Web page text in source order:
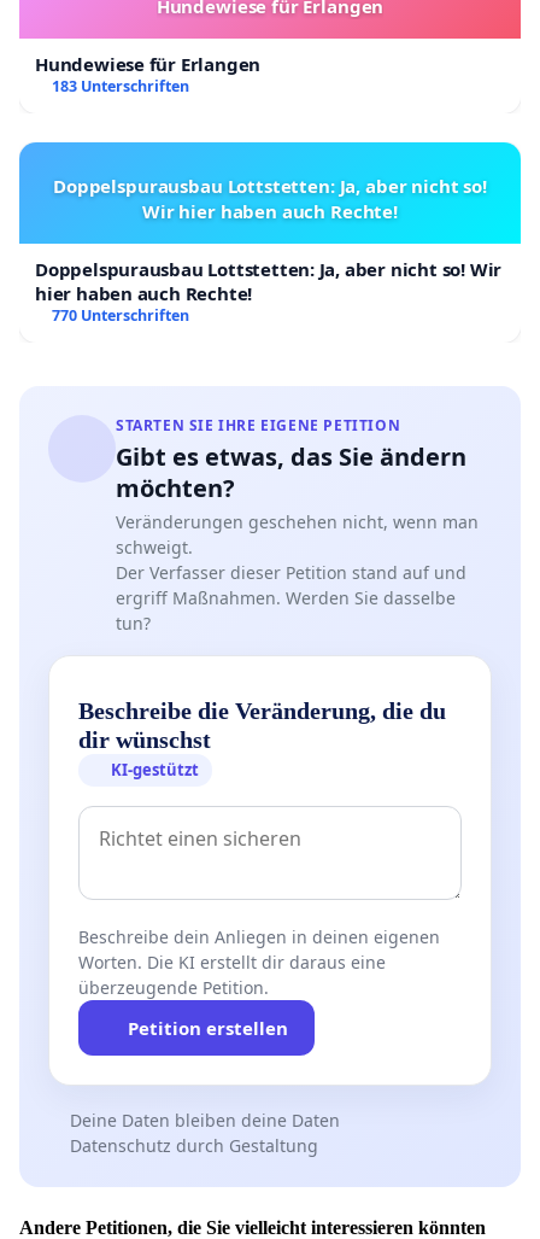
Hundewiese für Erlangen
Hundewiese für Erlangen
183 Unterschriften
Doppelspurausbau Lottstetten: Ja, aber nicht so!
Wir hier haben auch Rechte!
Doppelspurausbau Lottstetten: Ja, aber nicht so! Wir
hier haben auch Rechte!
770 Unterschriften
STARTEN SIE IHRE EIGENE PETITION
Gibt es etwas, das Sie ändern
möchten?
Veränderungen geschehen nicht, wenn man
schweigt.
Der Verfasser dieser Petition stand auf und
ergriff Maßnahmen. Werden Sie dasselbe
tun?
Beschreibe die Veränderung, die du
dir wünschst
KI-gestützt
Beschreibe dein Anliegen in deinen eigenen
Worten. Die KI erstellt dir daraus eine
überzeugende Petition.
Petition erstellen
Deine Daten bleiben deine Daten
Datenschutz durch Gestaltung
Andere Petitionen, die Sie vielleicht interessieren könnten